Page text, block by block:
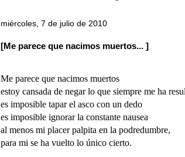
miércoles, 7 de julio de 2010
[Me parece que nacimos muertos... ]
Me parece que nacimos muertos
estoy cansada de negar lo que siempre me ha
es imposible tapar el asco con un dedo
es imposible ignorar la constante nausea
al menos mi placer palpita en la podredumbre,
para mi se ha vuelto lo único cierto.